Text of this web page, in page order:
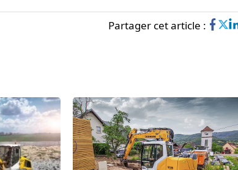
Partager cet article :